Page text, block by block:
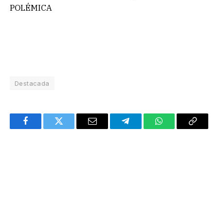
POLÉMICA
Destacada
FacebookTwitter Email TelegramWhatsAppCopy